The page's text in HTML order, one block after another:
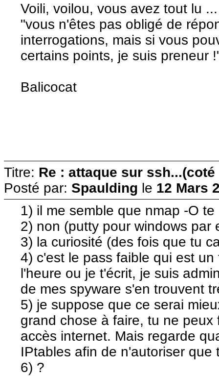
Voili, voilou, vous avez tout lu
"vous n'êtes pas obligé de
interrogations, mais si vous
certains points, je suis preneur
Balicocat
Titre: Re : attaque sur
Posté par: Spaulding le 12 Mars
1) il me semble que nmap -O
2) non (putty pour windows par
3) la curiosité (des fois que tu
4) c'est le pass faible qui est
l'heure ou je t'écrit, je suis
de mes spyware s'en trouvent
5) je suppose que ce serai
grand chose à faire, tu ne
accès internet. Mais regarde
IPtables afin de n'autoriser que
6) ?